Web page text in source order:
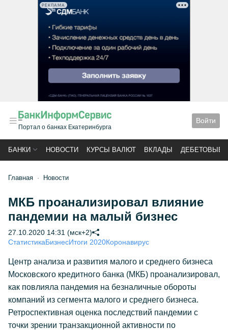
РЕКЛАМА
Портал о банках Екатеринбурга
Войти
БАНКИ НОВОСТИ КУРСЫ ВАЛЮТ ВКЛАДЫ ДЕБЕТОВЫЕ
Главная Новости
МКБ проанализировал влияние
пандемии на малый бизнес
27.10.2020 14:31 (мск+2)
СтатистикаБизнесИтоги 2020Коронавирус
Центр анализа и развития малого и среднего бизнеса
Московского кредитного банка (МКБ) проанализировал,
как повлияла пандемия на безналичные обороты
компаний из сегмента малого и среднего бизнеса.
Ретроспективная оценка последствий пандемии с
точки зрении транзакционной активности по